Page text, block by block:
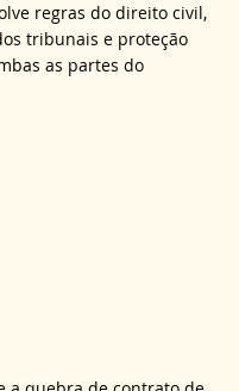
regras do direito civil,
tribunais e proteção
as partes do